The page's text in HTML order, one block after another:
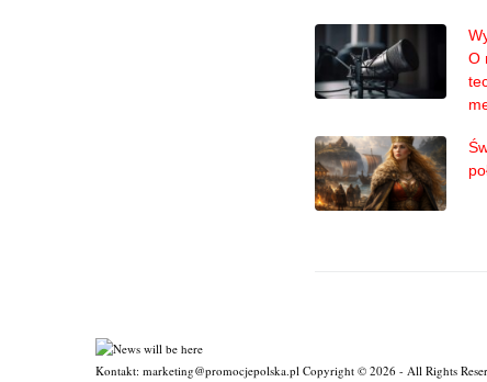
O
Kontakt: marketing@promocjepolska.pl Copyright © 2026 - All Rights